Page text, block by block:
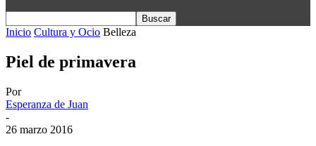
Inicio Cultura y Ocio Belleza
Piel de primavera
Por
Esperanza de Juan
-
26 marzo 2016